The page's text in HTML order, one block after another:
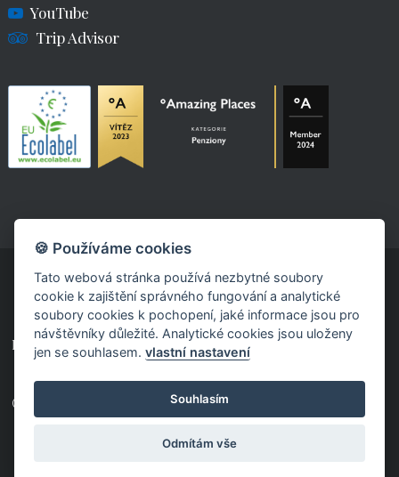
YouTube
Trip Advisor
powered by fast-web
© 2026 Pension Fajn TAJM
🍪 Používáme cookies
Tato webová stránka používá nezbytné soubory
cookie k zajištění správného fungování a analytické
soubory cookies k pochopení, jaké informace jsou pro
návštěvníky důležité. Analytické cookies jsou uloženy
jen se souhlasem.vlastní nastavení
Souhlasím
Odmítám vše